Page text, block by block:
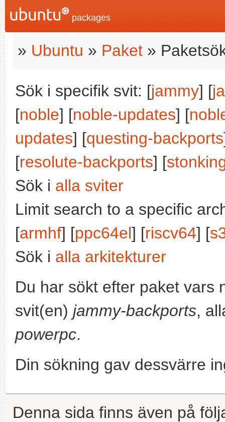
packages
» Ubuntu » Paket »
Sök i specifik svit: [jammy] [
[noble] [noble-updates] [
updates] [questing-backports
[resolute-backports] [
Sök i alla sviter
Limit search to a specific
[armhf] [ppc64el] [riscv64] [
Sök i alla arkitekturer
Du har sökt efter paket vars
svit(en) jammy-backports,
powerpc.
Din sökning gav dessvärre
Denna sida finns även på